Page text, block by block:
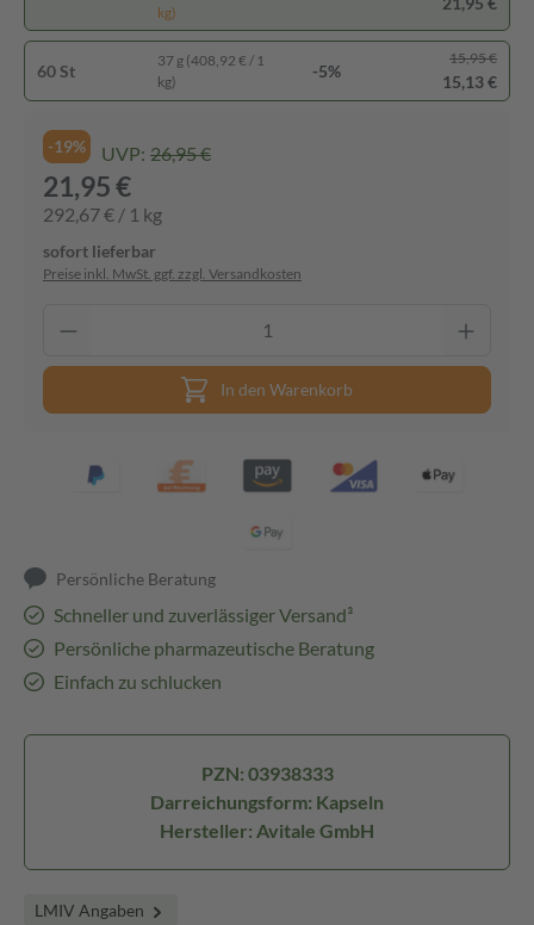
kg)
60 St
37 g (408,92 € / 1
kg)
-5%
15,95 €
15,13 €
-19% UVP: 26,95 €
21,95 €
292,67 € / 1 kg
sofort lieferbar
Preise inkl. MwSt. ggf. zzgl. Versandkosten
In den Warenkorb
Persönliche Beratung
Schneller und zuverlässiger Versand³
Persönliche pharmazeutische Beratung
Einfach zu schlucken
PZN: 03938333
Darreichungsform: Kapseln
Hersteller: Avitale GmbH
LMIV Angaben